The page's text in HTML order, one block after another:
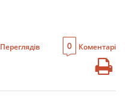
Переглядів 0 Коментарі